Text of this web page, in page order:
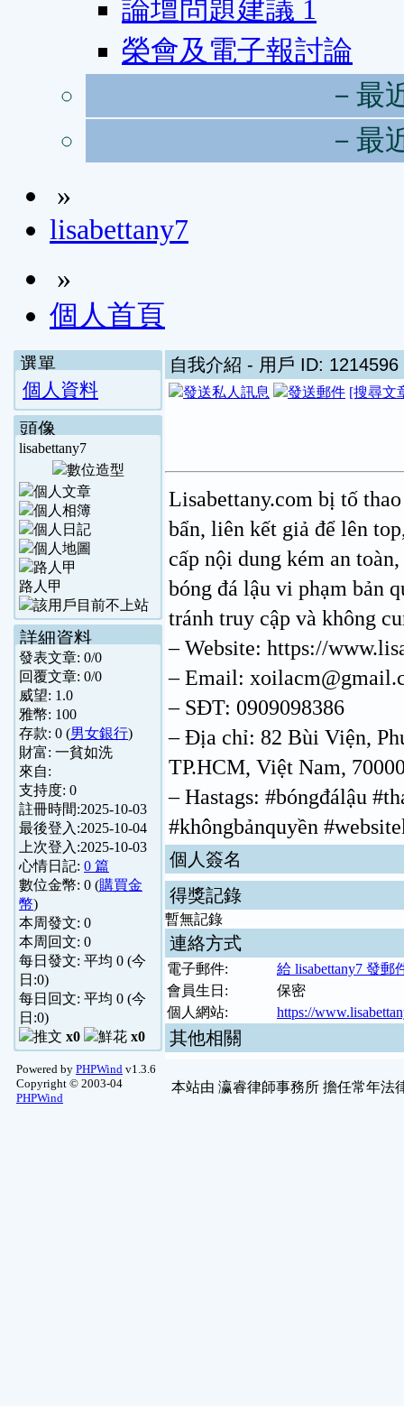
論壇問題建議 1
榮會及電子報討論
－最
－最
»
lisabettany7
»
個人首頁
選單
個人資料
頭像
lisabettany7
路人甲
詳細資料
發表文章: 0/0
回覆文章: 0/0
威望: 1.0
雅幣: 100
存款: 0 (男女銀行)
財富: 一貧如洗
來自:
支持度: 0
註冊時間:2025-10-03
最後登入:2025-10-04
上次登入:2025-10-03
心情日記: 0 篇
數位金幣: 0 (購買金
幣)
本周發文: 0
本周回文: 0
每日發文: 平均 0 (今
日:0)
每日回文: 平均 0 (今
日:0)
x0
x0
自我介紹 - 用戶 ID: 1214596
[搜尋文
Lisabettany.com bị tố
bẩn, liên kết giả để lên
cấp nội dung kém an
bóng đá lậu vi phạm bản
tránh truy cập và không
– Website: https://
– Email:
– SĐT: 0909098386
– Địa chỉ: 82 Bùi Viện,
TP.HCM, Việt Nam,
– Hastags: #bóngđálậu
#khôngbảnquyền
個人簽名
得獎記錄
暫無記錄
連絡方式
電子郵件:
給 lisabettany7 發郵
會員生日:
保密
個人網站:
https://
其他相關
Powered by PHPWind v1.3.6
Copyright © 2003-04
PHPWind
本站由 瀛睿律師事務所 擔任常年法